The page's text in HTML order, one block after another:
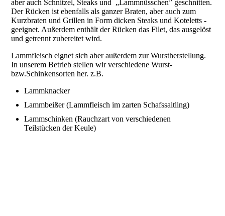
aber auch Schnitzel, Steaks und „Lammnüsschen” geschnitten.
Der Rücken ist ebenfalls als ganzer Braten, aber auch zum
Kurzbraten und Grillen in Form dicken Steaks und Koteletts -
geeignet. Außerdem enthält der Rücken das Filet, das ausgelöst
und getrennt zubereitet wird.
Lammfleisch eignet sich aber außerdem zur Wurstherstellung.
In unserem Betrieb stellen wir verschiedene Wurst-
bzw.Schinkensorten her. z.B.
Lammknacker
Lammbeißer (Lammfleisch im zarten Schafssaitling)
Lammschinken (Rauchzart von verschiedenen
Teilstücken der Keule)